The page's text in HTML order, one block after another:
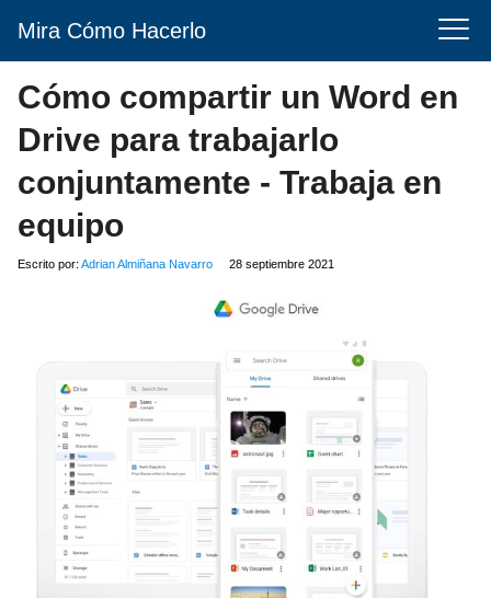
Mira Cómo Hacerlo
Cómo compartir un Word en
Drive para trabajarlo
conjuntamente - Trabaja en
equipo
Escrito por: Adrian Almiñana Navarro 28 septiembre 2021